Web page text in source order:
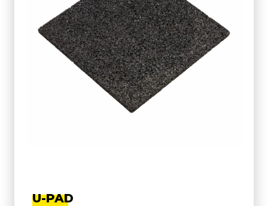
U-PAD